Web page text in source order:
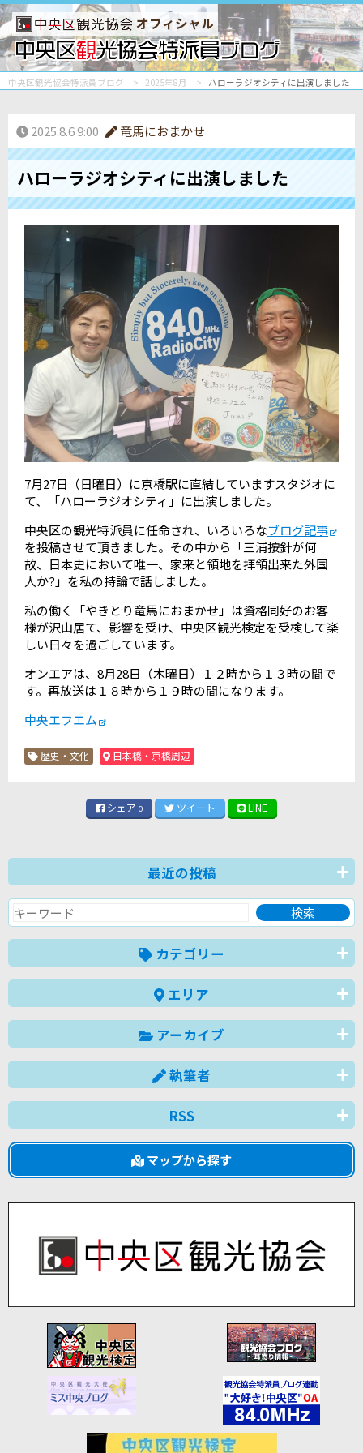
オフィシャル
中央区観光協会特派員ブログ 2025年8月 ハローラジオシティに出演しました
2025.8.6 9:00 竜馬におまかせ
ハローラジオシティに出演しました
7月27日（日曜日）に京橋駅に直結していますスタジオに
て、「ハローラジオシティ」に出演しました。
中央区の観光特派員に任命され、いろいろなブログ記事
を投稿させて頂きました。その中から「三浦按針が何
故、日本史において唯一、家来と領地を拝領出来た外国
人か?」を私の持論で話しました。
私の働く「やきとり竜馬におまかせ」は資格同好のお客
様が沢山居て、影響を受け、中央区観光検定を受検して楽
しい日々を過ごしています。
オンエアは、8月28日（木曜日）１２時から１３時の間で
す。再放送は１８時から１９時の間になります。
中央エフエム
歴史・文化 日本橋・京橋周辺
シェア 0 ツイート LINE
最近の投稿
カテゴリー
エリア
アーカイブ
執筆者
RSS
マップから探す